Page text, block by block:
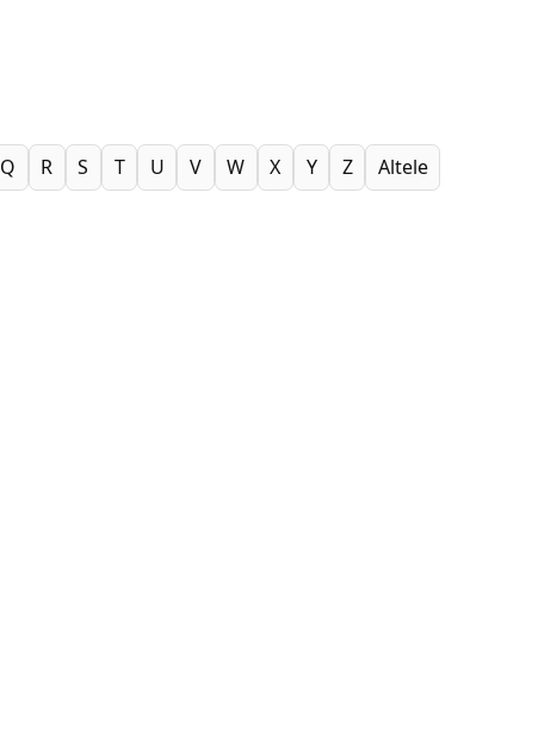
Q R S T U V W X Y Z Altele